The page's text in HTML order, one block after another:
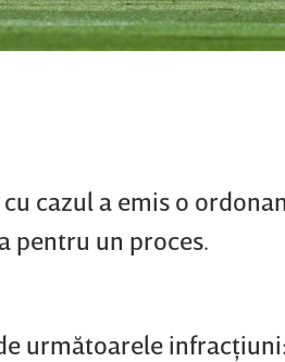
cazul a emis o
pentru un proces.
următoarele